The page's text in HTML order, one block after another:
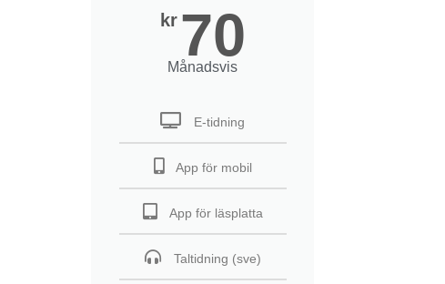
kr 70
Månadsvis
E-tidning
App för mobil
App för läsplatta
Taltidning (sve)